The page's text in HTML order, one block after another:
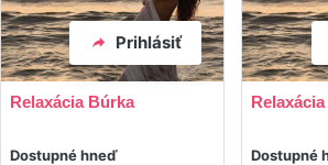
Prihlásiť
Relaxácia Búrka
Dostupné hneď Dostupné